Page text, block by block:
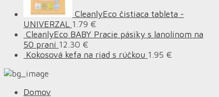
CleanlyEco čistiaca tableta -
UNIVERZAL 1.79 €
CleanlyEco BABY Pracie pásiky s lanolínom na
50 praní 12.30 €
Kokosová kefa na riad s rúčkou 1.95 €
Domov